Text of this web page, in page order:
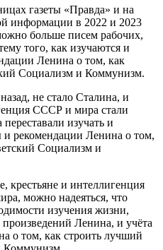
газеты «Правда» и на
информации в 2022 и 2023
больше писем рабочих,
того, как изучаются и
Ленина о том, как
Социализм и Коммунизм.
не стало Сталина, и
СССР и мира стали
изучать и
и рекомендации Ленина о том,
Социализм и
и интеллигенция
можно надеяться, что
изучения жизни,
Ленина, и учёта
о том, как строить лучший